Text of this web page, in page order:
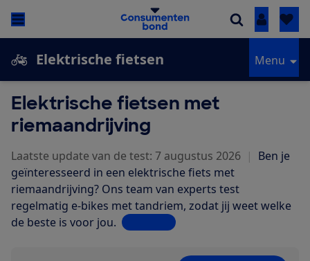
Inloggen
Elektrische fietsen Menu
Elektrische fietsen met
riemaandrijving
Laatste update van de test: 7 augustus 2026 | Ben je
geïnteresseerd in een elektrische fiets met
riemaandrijving? Ons team van experts test
regelmatig e-bikes met tandriem, zodat jij weet welke
de beste is voor jou. Lees meer